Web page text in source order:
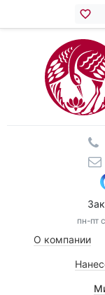
пн-пт
О компании